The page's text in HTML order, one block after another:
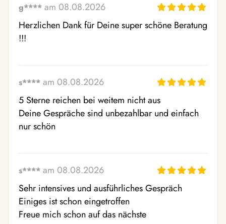
g**** am 08.08.2026
Herzlichen Dank für Deine super schöne Beratung
!!!
s**** am 08.08.2026
5 Sterne reichen bei weitem nicht aus
Deine Gespräche sind unbezahlbar und einfach
nur schön
s**** am 08.08.2026
Sehr intensives und ausführliches Gespräch
Einiges ist schon eingetroffen
Freue mich schon auf das nächste